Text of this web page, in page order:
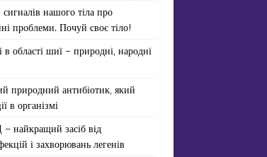
нашого тіла про
проблеми. Почуй своє тіло!
в області шиї – природні, народні
природний антибіотик, який
в організмі
засіб від
і захворювань легенів